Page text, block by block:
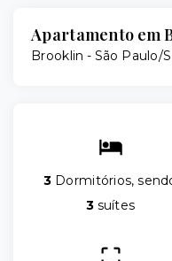
Apartamento em
Brooklin - São Paulo/
3 Dormitórios,
3suítes